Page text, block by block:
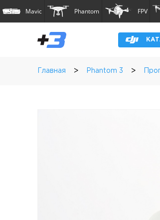
Mavic Phantom FPV
Главная > Phantom 3 >